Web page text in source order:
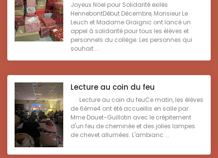
Joyeux Nöel pour Solidarité exilés
HennebontDébut Décembre, Monsieur Le
Leuch et Madame Graignic ont lancé un
appel à solidarité pour tous les élèves et
personnels du collège. Les personnes qui
souhait ...
Lecture au coin du feu
Lecture au coin du feuCe matin, les élèves
de 6ème4 ont été accueillis en salle par
Mme Douet-Guillotin avec le crépitement
d'un feu de cheminée et des jolies lampes
de chevet allumées. L'ambianc ...